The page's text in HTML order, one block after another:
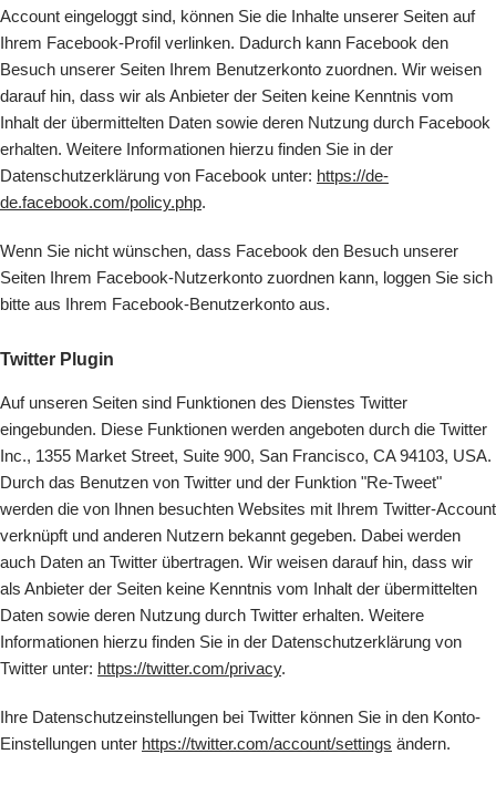
Account eingeloggt sind, können Sie die Inhalte unserer Seiten auf
Ihrem Facebook-Profil verlinken. Dadurch kann Facebook den
Besuch unserer Seiten Ihrem Benutzerkonto zuordnen. Wir weisen
darauf hin, dass wir als Anbieter der Seiten keine Kenntnis vom
Inhalt der übermittelten Daten sowie deren Nutzung durch Facebook
erhalten. Weitere Informationen hierzu finden Sie in der
Datenschutzerklärung von Facebook unter: https://de-
de.facebook.com/policy.php.
Wenn Sie nicht wünschen, dass Facebook den Besuch unserer
Seiten Ihrem Facebook-Nutzerkonto zuordnen kann, loggen Sie sich
bitte aus Ihrem Facebook-Benutzerkonto aus.
Twitter Plugin
Auf unseren Seiten sind Funktionen des Dienstes Twitter
eingebunden. Diese Funktionen werden angeboten durch die Twitter
Inc., 1355 Market Street, Suite 900, San Francisco, CA 94103, USA.
Durch das Benutzen von Twitter und der Funktion "Re-Tweet"
werden die von Ihnen besuchten Websites mit Ihrem Twitter-Account
verknüpft und anderen Nutzern bekannt gegeben. Dabei werden
auch Daten an Twitter übertragen. Wir weisen darauf hin, dass wir
als Anbieter der Seiten keine Kenntnis vom Inhalt der übermittelten
Daten sowie deren Nutzung durch Twitter erhalten. Weitere
Informationen hierzu finden Sie in der Datenschutzerklärung von
Twitter unter: https://twitter.com/privacy.
Ihre Datenschutzeinstellungen bei Twitter können Sie in den Konto-
Einstellungen unter https://twitter.com/account/settings ändern.